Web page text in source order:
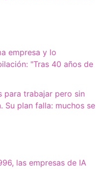
empresa y lo
"Tras 40 años de
para trabajar pero sin
Su plan falla: muchos se
las empresas de IA